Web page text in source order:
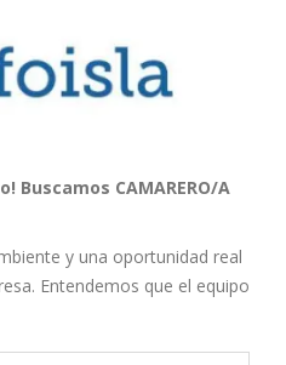
Buscamos CAMARERO/A
y una oportunidad real
Entendemos que el equipo